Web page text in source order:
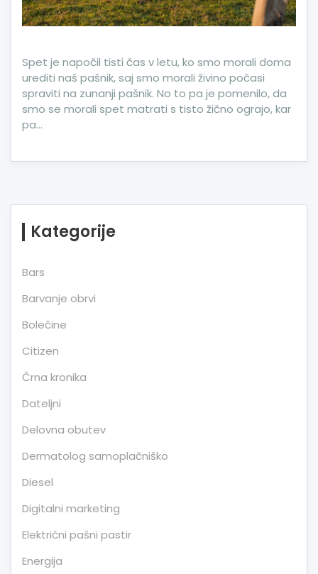
Spet je napočil tisti čas v letu, ko smo morali doma
urediti naš pašnik, saj smo morali živino počasi
spraviti na zunanji pašnik. No to pa je pomenilo, da
smo se morali spet matrati s tisto žično ograjo, kar
pa…
Kategorije
Bars
Barvanje obrvi
Bolečine
Citizen
Črna kronika
Dateljni
Delovna obutev
Dermatolog samoplačniško
Diesel
Digitalni marketing
Električni pašni pastir
Energija